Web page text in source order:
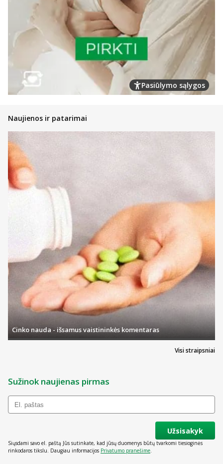
Pasiūlymo sąlygos
Naujienos ir patarimai
Visi straipsniai
Cinko nauda - išsamus vaistininkės komentaras
Sužinok naujienas pirmas
Užsisakyk
Siųsdami savo el. paštą Jūs sutinkate, kad jūsų duomenys būtų tvarkomi tiesioginės
rinkodaros tikslu. Daugiau informacijos Privatumo pranešime.